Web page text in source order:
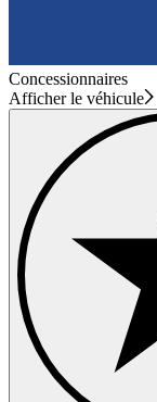
Concessionnaires
Afficher le véhicule